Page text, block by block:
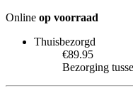
Online op voorraad
Thuisbezorgd
€89.95
Bezorging